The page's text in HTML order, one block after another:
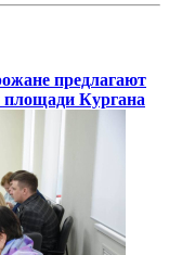
предлагают
площади Кургана